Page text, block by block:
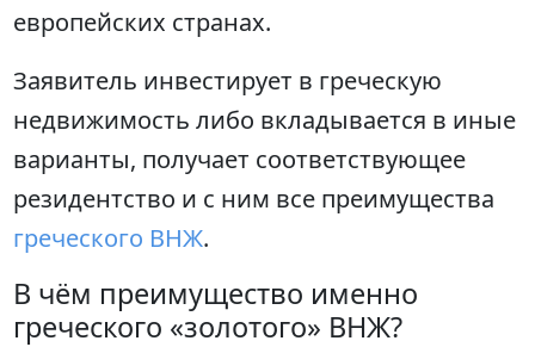
европейских странах.
Заявитель инвестирует в греческую
недвижимость либо вкладывается в иные
варианты, получает соответствующее
резидентство и с ним все преимущества
греческого ВНЖ.
В чём преимущество именно
греческого «золотого» ВНЖ?